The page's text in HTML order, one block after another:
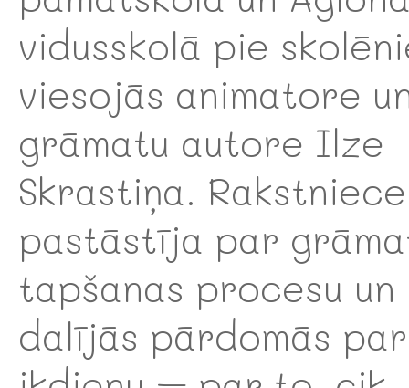
vidusskolā pie
viesojās animatore
grāmatu autore Ilze
Skrastiņa. Rakstniece
pastāstīja par
tapšanas procesu un
dalījās pārdomās par